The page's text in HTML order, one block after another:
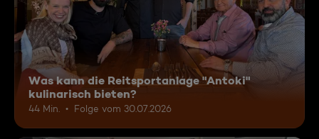
Was kann die Reitsportanlage "Antoki"
kulinarisch bieten?
44 Min. Folge vom 30.07.2026